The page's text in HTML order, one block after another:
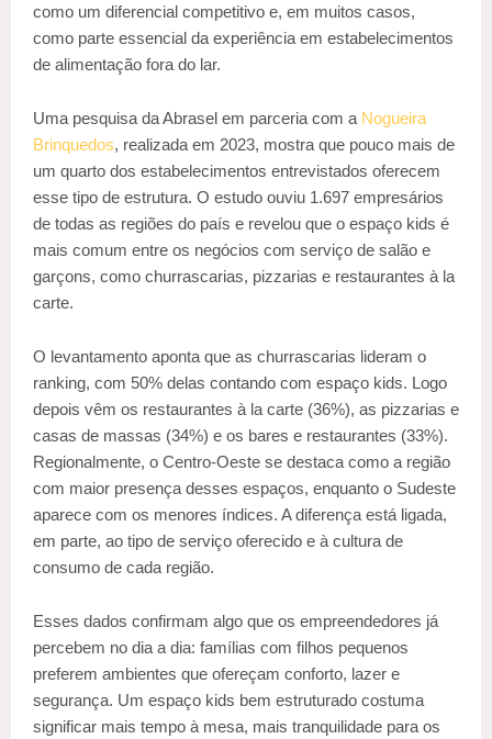
como um diferencial competitivo e, em muitos casos,
como parte essencial da experiência em estabelecimentos
de alimentação fora do lar.
Uma pesquisa da Abrasel em parceria com a Nogueira
Brinquedos, realizada em 2023, mostra que pouco mais de
um quarto dos estabelecimentos entrevistados oferecem
esse tipo de estrutura. O estudo ouviu 1.697 empresários
de todas as regiões do país e revelou que o espaço kids é
mais comum entre os negócios com serviço de salão e
garçons, como churrascarias, pizzarias e restaurantes à la
carte.
O levantamento aponta que as churrascarias lideram o
ranking, com 50% delas contando com espaço kids. Logo
depois vêm os restaurantes à la carte (36%), as pizzarias e
casas de massas (34%) e os bares e restaurantes (33%).
Regionalmente, o Centro-Oeste se destaca como a região
com maior presença desses espaços, enquanto o Sudeste
aparece com os menores índices. A diferença está ligada,
em parte, ao tipo de serviço oferecido e à cultura de
consumo de cada região.
Esses dados confirmam algo que os empreendedores já
percebem no dia a dia: famílias com filhos pequenos
preferem ambientes que ofereçam conforto, lazer e
segurança. Um espaço kids bem estruturado costuma
significar mais tempo à mesa, mais tranquilidade para os